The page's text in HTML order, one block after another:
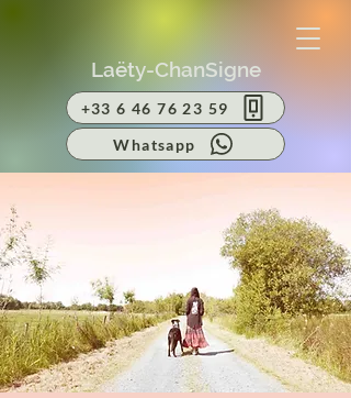
Laëty-ChanSigne
+33 6 46 76 23 59
Whatsapp